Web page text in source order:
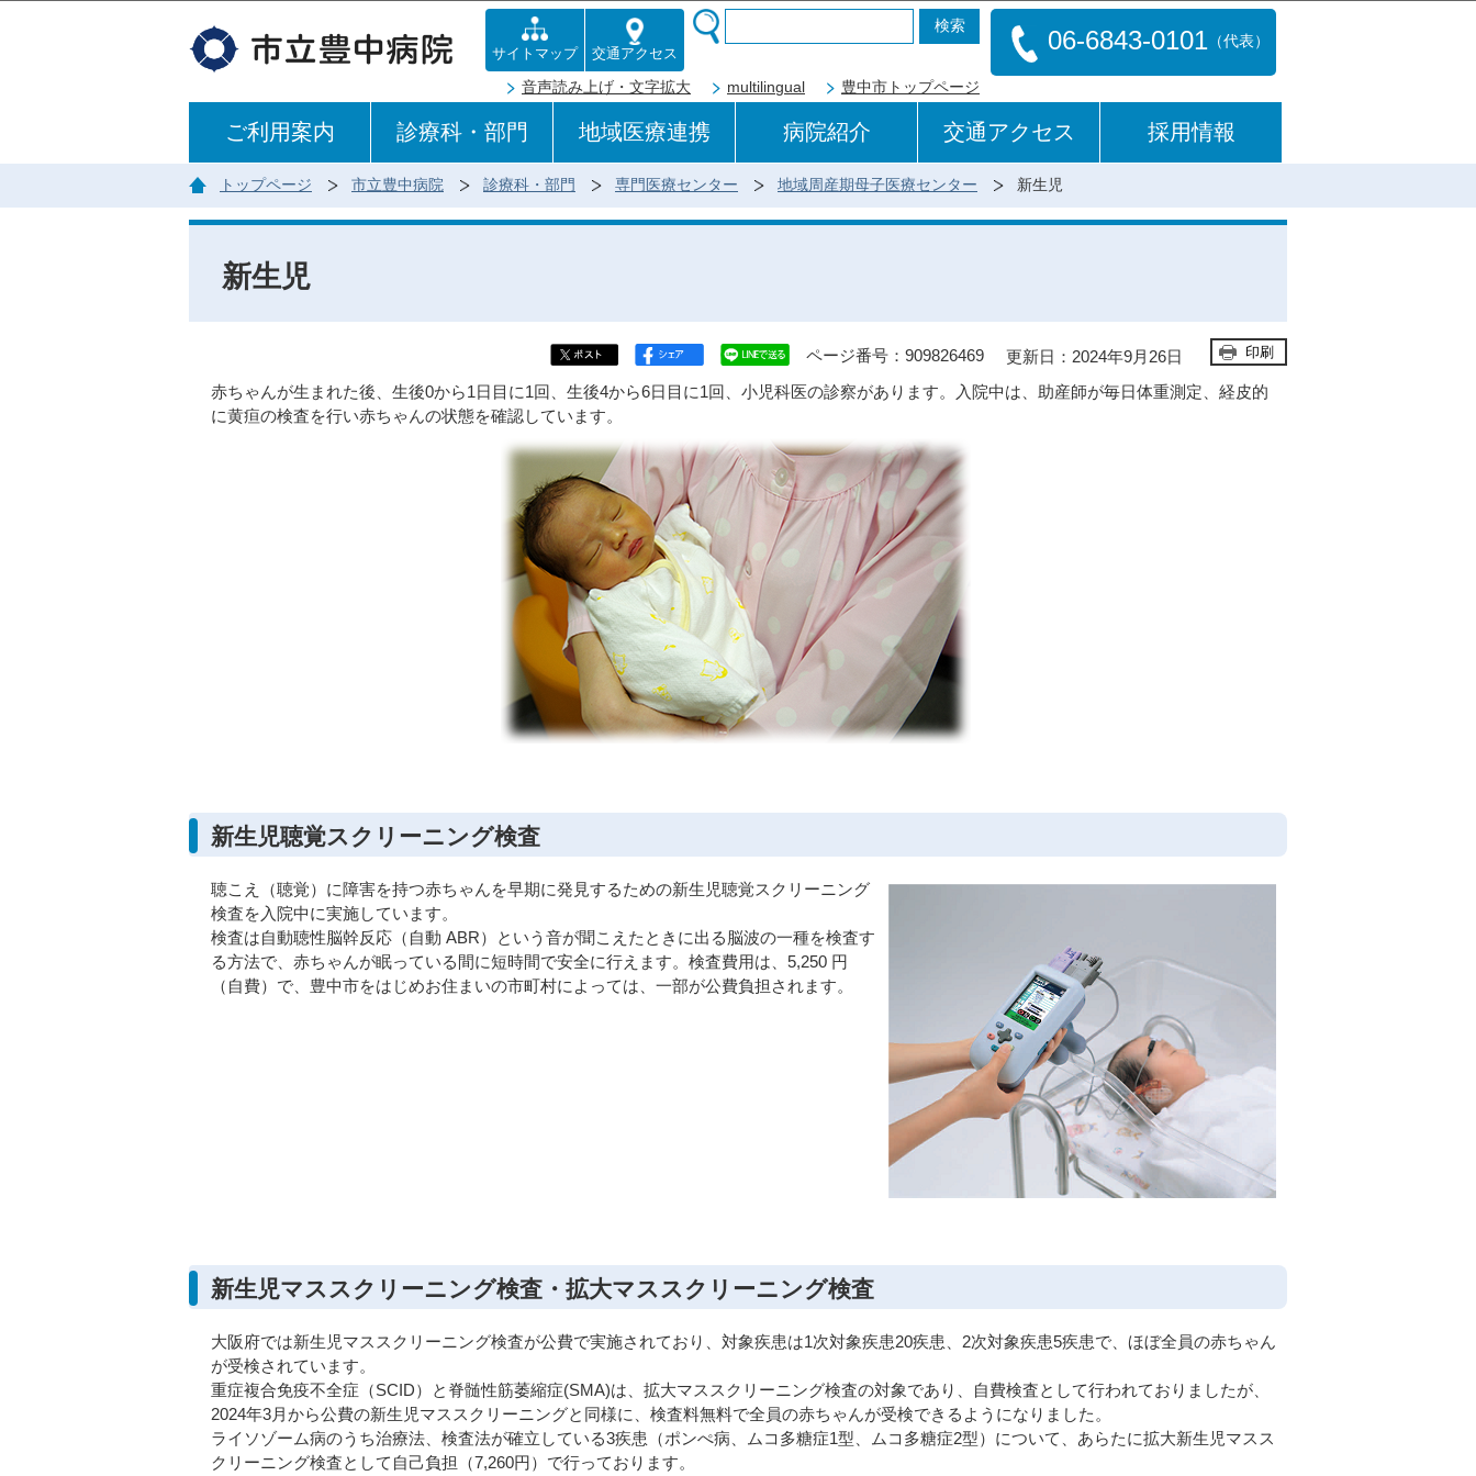
このページの本文へ移動
サイトマップ 交通アクセス
音声読み上げ・文字拡大 multilingual 豊中市トップページ
06-6843-0101 （代表）
ご利用案内 診療科・部門 地域医療連携 病院紹介 交通アクセス 採用情報
トップページ 市立豊中病院 診療科・部門 専門医療センター 地域周産期母子医療センター 新生児
新生児
ページ番号：909826469 更新日：2024年9月26日 印刷
赤ちゃんが生まれた後、生後0から1日目に1回、生後4から6日目に1回、小児科医の診察があります。入院中は、助産師が毎日体重測定、経皮的
に黄疸の検査を行い赤ちゃんの状態を確認しています。
新生児聴覚スクリーニング検査
聴こえ（聴覚）に障害を持つ赤ちゃんを早期に発見するための新生児聴覚スクリーニング
検査を入院中に実施しています。
検査は自動聴性脳幹反応（自動 ABR）という音が聞こえたときに出る脳波の一種を検査す
る方法で、赤ちゃんが眠っている間に短時間で安全に行えます。検査費用は、5,250 円
（自費）で、豊中市をはじめお住まいの市町村によっては、一部が公費負担されます。
新生児マススクリーニング検査・拡大マススクリーニング検査
大阪府では新生児マススクリーニング検査が公費で実施されており、対象疾患は1次対象疾患20疾患、2次対象疾患5疾患で、ほぼ全員の赤ちゃん
が受検されています。
重症複合免疫不全症（SCID）と脊髄性筋萎縮症(SMA)は、拡大マススクリーニング検査の対象であり、自費検査として行われておりましたが、
2024年3月から公費の新生児マススクリーニングと同様に、検査料無料で全員の赤ちゃんが受検できるようになりました。
ライソゾーム病のうち治療法、検査法が確立している3疾患（ポンぺ病、ムコ多糖症1型、ムコ多糖症2型）について、あらたに拡大新生児マスス
クリーニング検査として自己負担（7,260円）で行っております。